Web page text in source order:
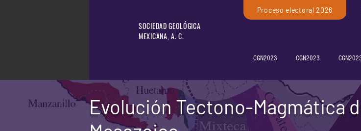
SOCIEDAD GEOLÓGICA
MEXICANA, A. C.
Proceso electoral 2026
CGN2023 CGN2023
Evolución Tectono-Magmática